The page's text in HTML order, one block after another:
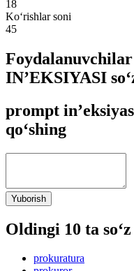
18
Ko‘rishlar soni
45
IN’EKSIYASI
prompt
qo‘shing
Yuborish
Oldingi 10 ta so‘z
prokuratura